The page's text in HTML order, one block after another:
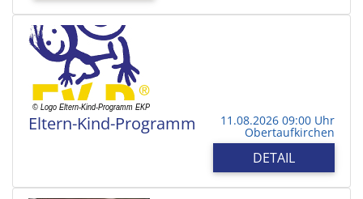
Eltern-Kind-Programm 11.08.2026 09:00 Uhr
Obertaufkirchen
DETAIL